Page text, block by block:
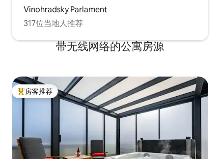
Vinohradsky Parlament
317位当地人推荐
带无线网络的公寓房源
热门「房客推荐」
房客推荐